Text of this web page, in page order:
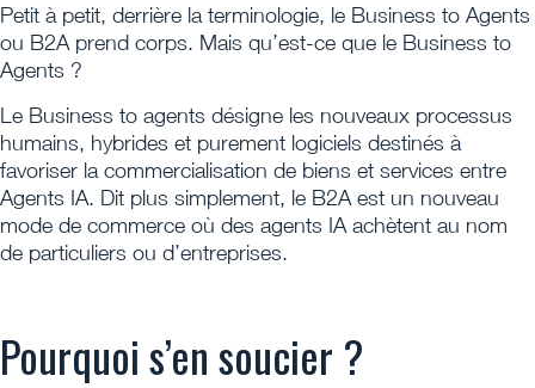
Petit à petit, derrière la terminologie, le Business to Agents
ou B2A prend corps. Mais qu’est-ce que le Business to
Agents ?
Le Business to agents désigne les nouveaux processus
humains, hybrides et purement logiciels destinés à
favoriser la commercialisation de biens et services entre
Agents IA. Dit plus simplement, le B2A est un nouveau
mode de commerce où des agents IA achètent au nom
de particuliers ou d’entreprises.
Pourquoi s’en soucier ?